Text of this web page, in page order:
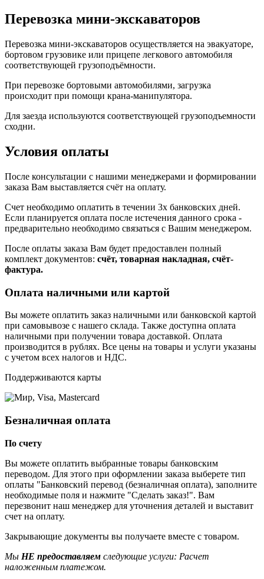
Перевозка мини-экскаваторов
Перевозка мини-экскаваторов осуществляется на эвакуаторе,
бортовом грузовике или прицепе легкового автомобиля
соответствующей грузоподъёмности.
При перевозке бортовыми автомобилями, загрузка
происходит при помощи крана-манипулятора.
Для заезда используются соответствующей грузоподъемности
сходни.
Условия оплаты
После консультации с нашими менеджерами и формировании
заказа Вам выставляется счёт на оплату.
Счет необходимо оплатить в течении 3х банковских дней.
Если планируется оплата после истечения данного срока -
предварительно необходимо связаться с Вашим менеджером.
После оплаты заказа Вам будет предоставлен полный
комплект документов: счёт, товарная накладная, счёт-
фактура.
Оплата наличными или картой
Вы можете оплатить заказ наличными или банковской картой
при самовывозе с нашего склада. Также доступна оплата
наличными при получении товара доставкой. Оплата
производится в рублях. Все цены на товары и услуги указаны
с учетом всех налогов и НДС.
Поддерживаются карты
Безналичная оплата
По счету
Вы можете оплатить выбранные товары банковским
переводом. Для этого при оформлении заказа выберете тип
оплаты "Банковский перевод (безналичная оплата), заполните
необходимые поля и нажмите "Сделать заказ!". Вам
перезвонит наш менеджер для уточнения деталей и выставит
счет на оплату.
Закрывающие документы вы получаете вместе с товаром.
Мы НЕ предоставляем следующие услуги: Расчет
наложенным платежом.